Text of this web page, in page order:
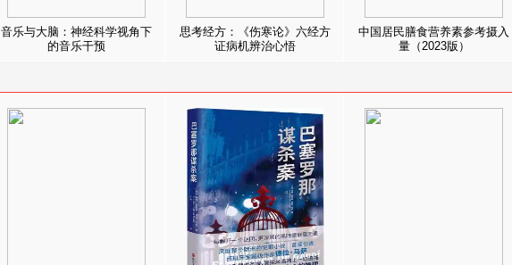
音乐与大脑：神经科学视角下
的音乐干预
思考经方：《伤寒论》六经方
证病机辨治心悟
中国居民膳食营养素参考摄入
量（2023版）